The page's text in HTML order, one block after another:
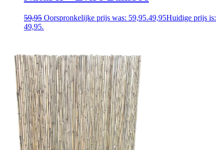
59,95 Oorspronkelijke prijs was: 59,95.49,95Huidige prijs is:
49,95.